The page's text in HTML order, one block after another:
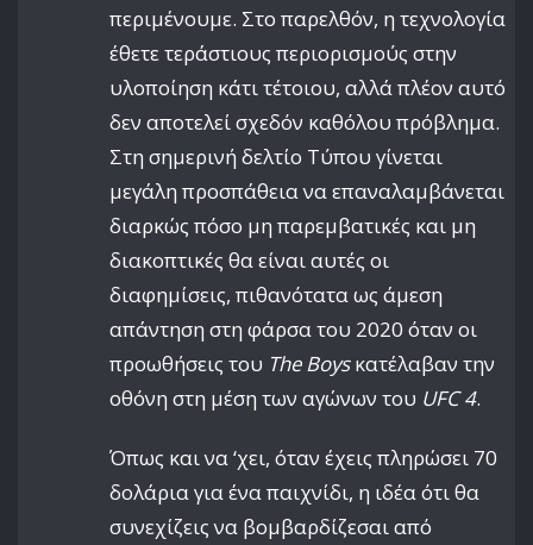
περιμένουμε. Στο παρελθόν, η τεχνολογία
έθετε τεράστιους περιορισμούς στην
υλοποίηση κάτι τέτοιου, αλλά πλέον αυτό
δεν αποτελεί σχεδόν καθόλου πρόβλημα.
Στη σημερινή δελτίο Τύπου γίνεται
μεγάλη προσπάθεια να επαναλαμβάνεται
διαρκώς πόσο μη παρεμβατικές και μη
διακοπτικές θα είναι αυτές οι
διαφημίσεις, πιθανότατα ως άμεση
απάντηση στη φάρσα του 2020 όταν οι
προωθήσεις του The Boysκατέλαβαν την
οθόνη στη μέση των αγώνων του UFC 4.
Όπως και να ‘χει, όταν έχεις πληρώσει 70
δολάρια για ένα παιχνίδι, η ιδέα ότι θα
συνεχίζεις να βομβαρδίζεσαι από